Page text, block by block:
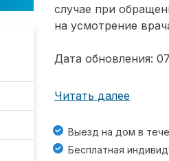
случае при
на усмотрение
Дата обновления:
Читать далее
Выезд на дом в
Бесплатная